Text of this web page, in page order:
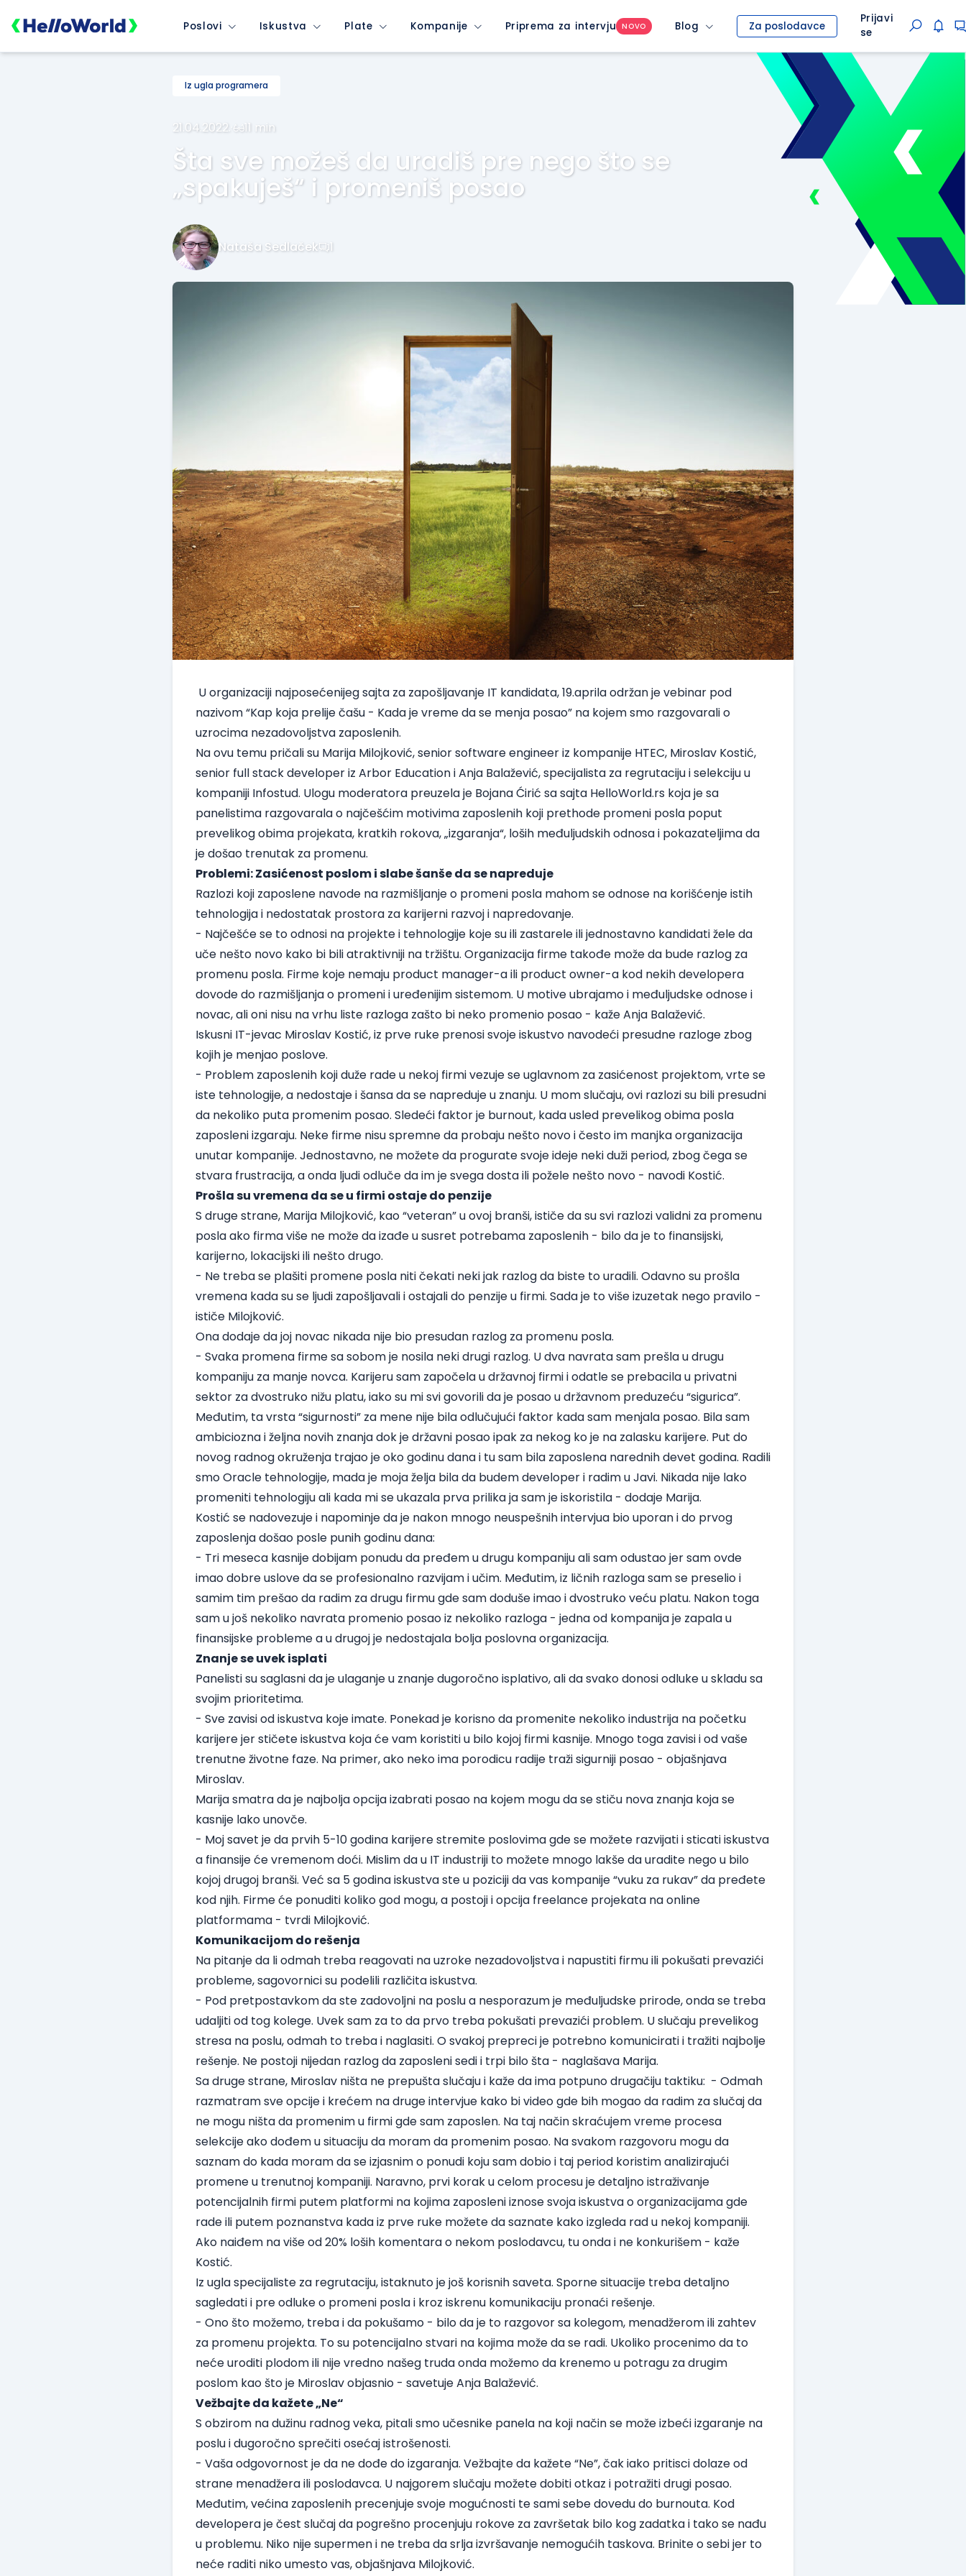
Poslovi Iskustva Plate Kompanije Priprema za intervju NOVO Blog Za poslodavce
Prijavi
se
Iz ugla programera
21.04.2022. 11 min
Šta sve možeš da uradiš pre nego što se
„spakuješ“ i promeniš posao
Nataša Sedlaček 1
U organizaciji najposećenijeg sajta za zapošljavanje IT kandidata, 19.aprila održan je vebinar pod
nazivom“Kap koja prelije čašu - Kada je vreme da se menja posao” na kojem smo razgovarali o
uzrocima nezadovoljstva zaposlenih.
Na ovu temu pričali su Marija Milojković, senior software engineer iz kompanije HTEC, Miroslav Kostić,
senior full stack developer iz Arbor Education i Anja Balažević, specijalista za regrutaciju i selekciju u
kompaniji Infostud. Ulogu moderatora preuzela je Bojana Ćirić sa sajta HelloWorld.rs koja je sa
panelistima razgovarala o najčešćim motivima zaposlenih koji prethode promeni posla poput
prevelikog obima projekata, kratkih rokova, „izgaranja“, loših međuljudskih odnosa i pokazateljima da
je došao trenutak za promenu.
Problemi: Zasićenost poslom i slabe šanše da se napreduje
Razlozi koji zaposlene navode na razmišljanje o promeni posla mahom se odnose na korišćenje istih
tehnologija i nedostatak prostora za karijerni razvoj i napredovanje.
- Najčešće se to odnosi na projekte i tehnologije koje su ili zastarele ili jednostavno kandidati žele da
uče nešto novo kako bi bili atraktivniji na tržištu. Organizacija firme takođe može da bude razlog za
promenu posla. Firme koje nemaju product manager-a ili product owner-a kod nekih developera
dovode do razmišljanja o promeni i uređenijim sistemom. U motive ubrajamo i međuljudske odnose i
novac, ali oni nisu na vrhu liste razloga zašto bi neko promenio posao - kaže Anja Balažević.
Iskusni IT-jevac Miroslav Kostić, iz prve ruke prenosi svoje iskustvo navodeći presudne razloge zbog
kojih je menjao poslove.
- Problem zaposlenih koji duže rade u nekoj firmi vezuje se uglavnom za zasićenost projektom, vrte se
iste tehnologije, a nedostaje i šansa da se napreduje u znanju. U mom slučaju, ovi razlozi su bili presudni
da nekoliko puta promenim posao. Sledeći faktor je burnout, kada usled prevelikog obima posla
zaposleni izgaraju. Neke firme nisu spremne da probaju nešto novo i često im manjka organizacija
unutar kompanije. Jednostavno, ne možete da progurate svoje ideje neki duži period, zbog čega se
stvara frustracija, a onda ljudi odluče da im je svega dosta ili požele nešto novo - navodi Kostić.
Prošla su vremena da se u firmi ostaje do penzije
S druge strane, Marija Milojković, kao “veteran” u ovoj branši, ističe da su svi razlozi validni za promenu
posla ako firma više ne može da izađe u susret potrebama zaposlenih - bilo da je to finansijski,
karijerno, lokacijski ili nešto drugo.
- Ne treba se plašiti promene posla niti čekati neki jak razlog da biste to uradili. Odavno su prošla
vremena kada su se ljudi zapošljavali i ostajali do penzije u firmi. Sada je to više izuzetak nego pravilo -
ističe Milojković.
Ona dodaje da joj novac nikada nije bio presudan razlog za promenu posla.
- Svaka promena firme sa sobom je nosila neki drugi razlog. U dva navrata sam prešla u drugu
kompaniju za manje novca. Karijeru sam započela u državnoj firmi i odatle se prebacila u privatni
sektor za dvostruko nižu platu, iako su mi svi govorili da je posao u državnom preduzeću “sigurica”.
Međutim, ta vrsta “sigurnosti” za mene nije bila odlučujući faktor kada sam menjala posao. Bila sam
ambiciozna i željna novih znanja dok je državni posao ipak za nekog ko je na zalasku karijere. Put do
novog radnog okruženja trajao je oko godinu dana i tu sam bila zaposlena narednih devet godina. Radili
smo Oracle tehnologije, mada je moja želja bila da budem developer i radim u Javi. Nikada nije lako
promeniti tehnologiju ali kada mi se ukazala prva prilika ja sam je iskoristila - dodaje Marija.
Kostić se nadovezuje i napominje da je nakon mnogo neuspešnih intervjua bio uporan i do prvog
zaposlenja došao posle punih godinu dana:
- Tri meseca kasnije dobijam ponudu da pređem u drugu kompaniju ali sam odustao jer sam ovde
imao dobre uslove da se profesionalno razvijam i učim. Međutim, iz ličnih razloga sam se preselio i
samim tim prešao da radim za drugu firmu gde sam doduše imao i dvostruko veću platu. Nakon toga
sam u još nekoliko navrata promenio posao iz nekoliko razloga - jedna od kompanija je zapala u
finansijske probleme a u drugoj je nedostajala bolja poslovna organizacija.
Znanje se uvek isplati
Panelisti su saglasni da je ulaganje u znanje dugoročno isplativo, ali da svako donosi odluke u skladu sa
svojim prioritetima.
- Sve zavisi od iskustva koje imate. Ponekad je korisno da promenite nekoliko industrija na početku
karijere jer stičete iskustva koja će vam koristiti u bilo kojoj firmi kasnije. Mnogo toga zavisi i od vaše
trenutne životne faze. Na primer, ako neko ima porodicu radije traži sigurniji posao - objašnjava
Miroslav.
Marija smatra da je najbolja opcija izabrati posao na kojem mogu da se stiču nova znanja koja se
kasnije lako unovče.
- Moj savet je da prvih 5-10 godina karijere stremite poslovima gde se možete razvijati i sticati iskustva
a finansije će vremenom doći. Mislim da u IT industriji to možete mnogo lakše da uradite nego u bilo
kojoj drugoj branši. Već sa 5 godina iskustva ste u poziciji da vas kompanije “vuku za rukav” da pređete
kod njih. Firme će ponuditi koliko god mogu, a postoji i opcija freelance projekata na online
platformama - tvrdi Milojković.
Komunikacijom do rešenja
Na pitanje da li odmah treba reagovati na uzroke nezadovoljstva i napustiti firmu ili pokušati prevazići
probleme, sagovornici su podelili različita iskustva.
- Pod pretpostavkom da ste zadovoljni na poslu a nesporazum je međuljudske prirode, onda se treba
udaljiti od tog kolege. Uvek sam za to da prvo treba pokušati prevazići problem. U slučaju prevelikog
stresa na poslu, odmah to treba i naglasiti. O svakoj prepreci je potrebno komunicirati i tražiti najbolje
rešenje. Ne postoji nijedan razlog da zaposleni sedi i trpi bilo šta - naglašava Marija.
Sa druge strane, Miroslav ništa ne prepušta slučaju i kaže da ima potpuno drugačiju taktiku: - Odmah
razmatram sve opcije i krećem na druge intervjue kako bi video gde bih mogao da radim za slučaj da
ne mogu ništa da promenim u firmi gde sam zaposlen. Na taj način skraćujem vreme procesa
selekcije ako dođem u situaciju da moram da promenim posao. Na svakom razgovoru mogu da
saznam do kada moram da se izjasnim o ponudi koju sam dobio i taj period koristim analizirajući
promene u trenutnoj kompaniji. Naravno, prvi korak u celom procesu je detaljno istraživanje
potencijalnih firmi putem platformi na kojima zaposleni iznose svoja iskustva o organizacijama gde
radeili putem poznanstva kada iz prve ruke možete da saznate kako izgleda rad u nekoj kompaniji.
Ako naiđem na više od 20% loših komentara o nekom poslodavcu, tu onda i ne konkurišem - kaže
Kostić.
Iz ugla specijaliste za regrutaciju, istaknuto je još korisnih saveta. Sporne situacije treba detaljno
sagledati i pre odluke o promeni posla i kroz iskrenu komunikaciju pronaći rešenje.
- Ono što možemo, treba i da pokušamo - bilo da je to razgovor sa kolegom, menadžerom ili zahtev
za promenu projekta. To su potencijalno stvari na kojima može da se radi. Ukoliko procenimo da to
neće uroditi plodom ili nije vredno našeg truda onda možemo da krenemo u potragu za drugim
poslom kao što je Miroslav objasnio - savetuje Anja Balažević.
Vežbajte da kažete „Ne“
S obzirom na dužinu radnog veka, pitali smo učesnike panela na koji način se može izbeći izgaranje na
poslu i dugoročno sprečiti osećaj istrošenosti.
- Vaša odgovornost je da ne dođe do izgaranja. Vežbajte da kažete “Ne”, čak iako pritisci dolaze od
strane menadžera ili poslodavca. U najgorem slučaju možete dobiti otkaz i potražiti drugi posao.
Međutim, većina zaposlenih precenjuje svoje mogućnosti te sami sebe dovedu do burnouta. Kod
developera je čest slučaj da pogrešno procenjuju rokove za završetak bilo kog zadatka i tako se nađu
u problemu. Niko nije supermen i ne treba da srljaizvršavanje nemogućih taskova. Brinite o sebi jer to
neće raditi niko umesto vas, objašnjava Milojković.